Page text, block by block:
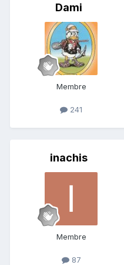
Dami
Membre
241
inachis
Membre
87